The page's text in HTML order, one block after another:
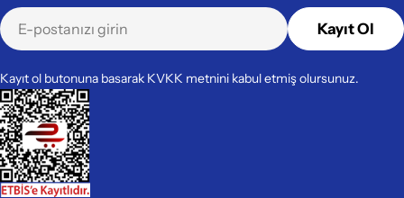
E-
posta
Kayıt Ol
Kayıt ol butonuna basarak KVKK metnini kabul etmiş olursunuz.